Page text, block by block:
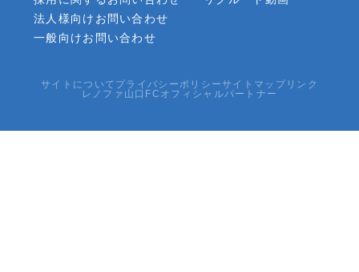
法人様向けお問い合わせ
一般向けお問い合わせ
サイトについて プライバシーポリシーサイトマップ リンク
レノファ山口FCオフィシャルパートナー